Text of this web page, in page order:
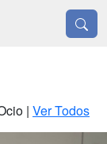
| Ver Todos